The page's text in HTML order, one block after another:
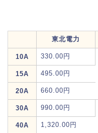
東北電力
10A 330.00円
15A 495.00円
20A 660.00円
30A 990.00円
40A 1,320.00円